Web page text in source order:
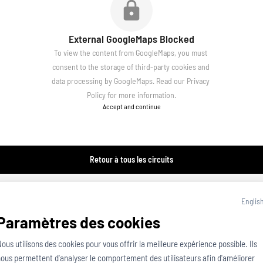
External GoogleMaps Blocked
To view the content from GoogleMaps, you must
consent to the storage of third-party cookies and
data processing by GoogleMaps. Read our Privacy
Policy for more information.
Accept and continue
Retour à tous les circuits
des cookies
utilisons des cookies pour vous offrir la meilleure expérience possible. Ils
permettent d'analyser le comportement des utilisateurs afin d'améliorer